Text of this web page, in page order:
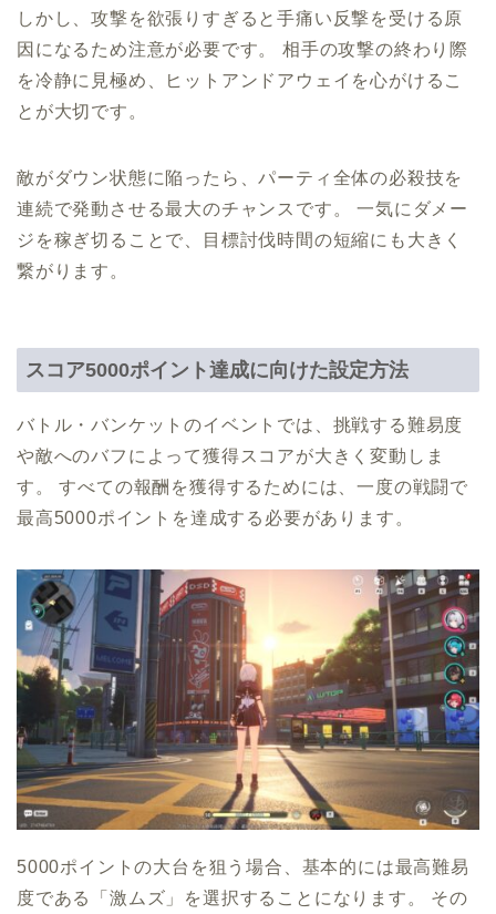
しかし、攻撃を欲張りすぎると手痛い反撃を受ける原
因になるため注意が必要です。 相手の攻撃の終わり際
を冷静に見極め、ヒットアンドアウェイを心がけるこ
とが大切です。
敵がダウン状態に陥ったら、パーティ全体の必殺技を
連続で発動させる最大のチャンスです。 一気にダメー
ジを稼ぎ切ることで、目標討伐時間の短縮にも大きく
繋がります。
スコア5000ポイント達成に向けた設定方法
バトル・バンケットのイベントでは、挑戦する難易度
や敵へのバフによって獲得スコアが大きく変動しま
す。 すべての報酬を獲得するためには、一度の戦闘で
最高5000ポイントを達成する必要があります。
5000ポイントの大台を狙う場合、基本的には最高難易
度である「激ムズ」を選択することになります。 その